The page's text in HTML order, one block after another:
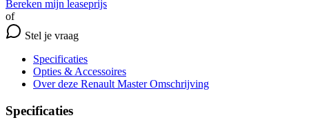
Bereken mijn leaseprijs
of
Stel je vraag
Specificaties
Opties & Accessoires
Over deze Renault Master Omschrijving
Specificaties